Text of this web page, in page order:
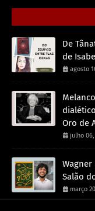
De
de
agosto
Oro de
julho 06,
Wagner
Salão
março